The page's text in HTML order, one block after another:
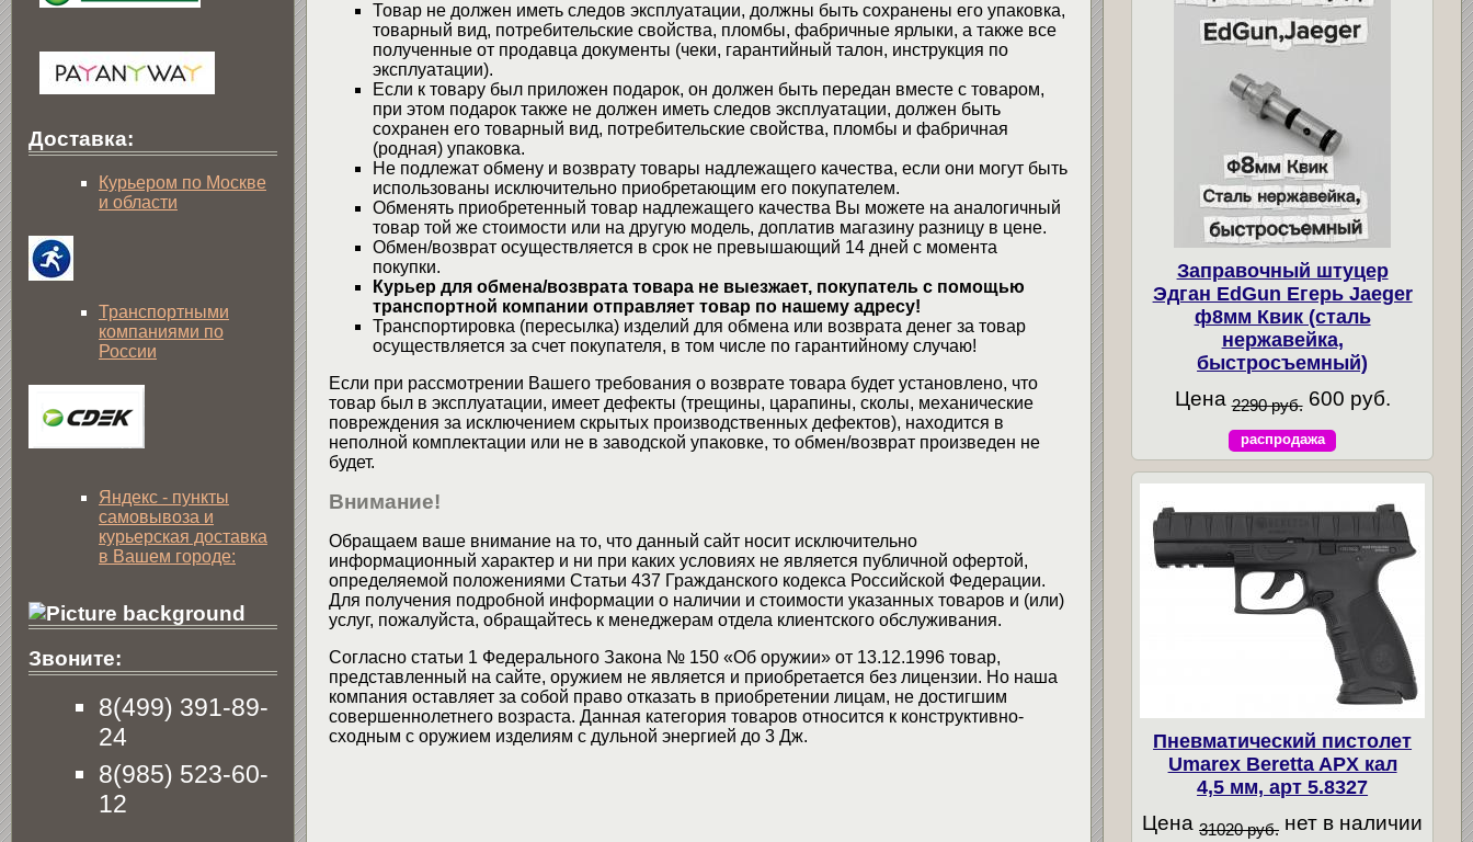
Товар не должен иметь следов эксплуатации, должны быть сохранены его упаковка,
товарный вид, потребительские свойства, пломбы, фабричные ярлыки, а также все
полученные от продавца документы (чеки, гарантийный талон, инструкция по
эксплуатации).
Если к товару был приложен подарок, он должен быть передан вместе с товаром,
при этом подарок также не должен иметь следов эксплуатации, должен быть
сохранен его товарный вид, потребительские свойства, пломбы и фабричная
(родная) упаковка.
Не подлежат обмену и возврату товары надлежащего качества, если они могут быть
использованы исключительно приобретающим его покупателем.
Обменять приобретенный товар надлежащего качества Вы можете на аналогичный
товар той же стоимости или на другую модель, доплатив магазину разницу в цене.
Обмен/возврат осуществляется в срок не превышающий 14 дней с момента
покупки.
Курьер для обмена/возврата товара не выезжает, покупатель с помощью
транспортной компании отправляет товар по нашему адресу!
Транспортировка (пересылка) изделий для обмена или возврата денег за товар
осуществляется за счет покупателя, в том числе по гарантийному случаю!
Если при рассмотрении Вашего требования о возврате товара будет установлено, что
товар был в эксплуатации, имеет дефекты (трещины, царапины, сколы, механические
повреждения за исключением скрытых производственных дефектов), находится в
неполной комплектации или не в заводской упаковке, то обмен/возврат произведен не
будет.
Внимание!
Обращаем ваше внимание на то, что данный сайт носит исключительно
информационный характер и ни при каких условиях не является публичной офертой,
определяемой положениями Статьи 437 Гражданского кодекса Российской Федерации.
Для получения подробной информации о наличии и стоимости указанных товаров и (или)
услуг, пожалуйста, обращайтесь к менеджерам отдела клиентского обслуживания.
Согласно статьи 1 Федерального Закона № 150 «Об оружии» от 13.12.1996 товар,
представленный на сайте, оружием не является и приобретается без лицензии. Но наша
компания оставляет за собой право отказать в приобретении лицам, не достигшим
совершеннолетнего возраста. Данная категория товаров относится к конструктивно-
сходным с оружием изделиям с дульной энергией до 3 Дж.
Доставка:
Курьером по Москве
и области
Транспортными
компаниями по
России
Яндекс - пункты
самовывоза и
курьерская доставка
в Вашем городе:
Звоните:
8(499) 391-89-
24
8(985) 523-60-
12
Заправочный штуцер
Эдган EdGun Егерь Jaeger
ф8мм Квик (сталь
нержавейка,
быстросъемный)
Цена 2290 руб. 600 руб.
распродажа
Пневматический пистолет
Umarex Beretta APX кал
4,5 мм, арт 5.8327
Цена31020 руб. нет в наличии